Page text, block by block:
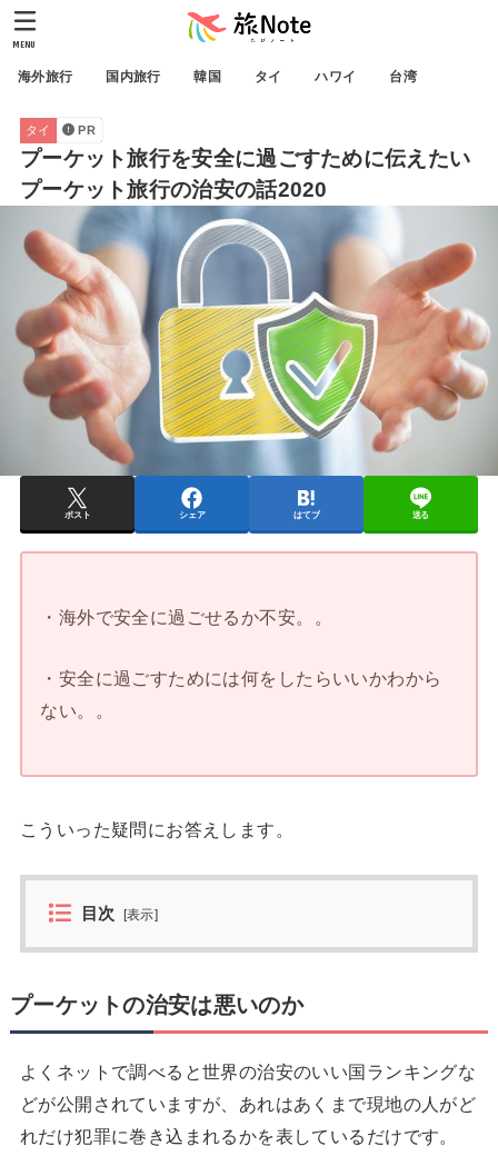
海外旅行 国内旅行 韓国 タイ ハワイ 台湾
MENU
タイ PR
プーケット旅行を安全に過ごすために伝えたい
プーケット旅行の治安の話2020
ポスト シェア はてブ 送る
・海外で安全に過ごせるか不安。。
・安全に過ごすためには何をしたらいいかわから
ない。。
こういった疑問にお答えします。
目次 [表示]
プーケットの治安は悪いのか
よくネットで調べると世界の治安のいい国ランキングな
どが公開されていますが、あれはあくまで現地の人がど
れだけ犯罪に巻き込まれるかを表しているだけです。